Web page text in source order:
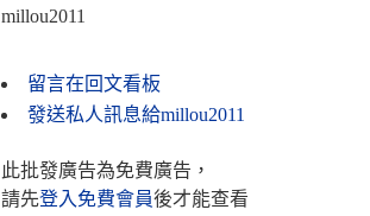
millou2011
留言在回文看板
發送私人訊息給millou2011
此批發廣告為免費廣告，
請先登入免費會員後才能查看